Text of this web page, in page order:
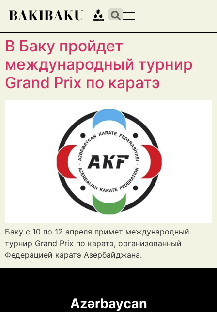
В Баку пройдет
международный турнир
Grand Prix по каратэ
Баку с 10 по 12 апреля примет международный
турнир Grand Prix по каратэ, организованный
Федерацией каратэ Азербайджана.
Azərbaycan